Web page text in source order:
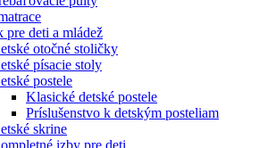
pre deti a mládež
otočné stoličky
písacie stoly
postele
Klasické detské postele
Príslušenstvo k detským posteliam
skrine
izby pre deti